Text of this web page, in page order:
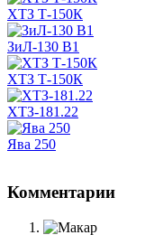
ХТЗ Т-150К
ЗиЛ-130 В1
ХТЗ Т-150К
ХТЗ-181.22
Ява 250
Комментарии